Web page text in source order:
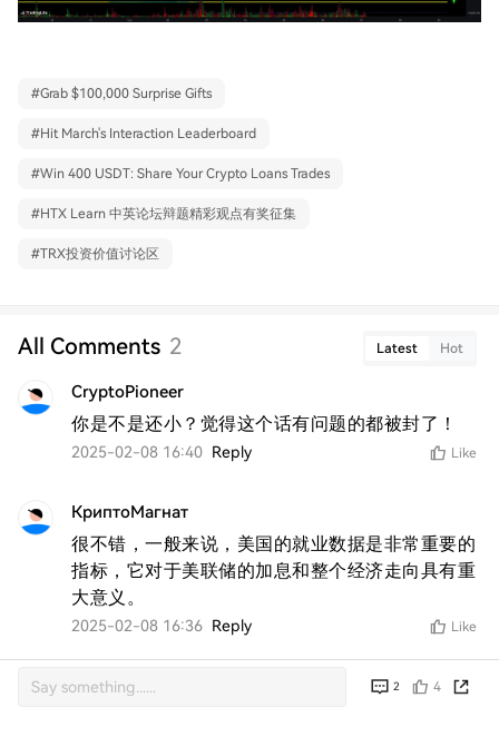
#Grab $100,000 Surprise Gifts
#Hit March's Interaction Leaderboard
#Win 400 USDT: Share Your Crypto Loans Trades
#HTX Learn 中英论坛辩题精彩观点有奖征集
#TRX投资价值讨论区
All Comments 2 Latest Hot
CryptoPioneer
你是不是还小？觉得这个话有问题的都被封了！
2025-02-08 16:40 Reply Like
КриптоМагнат
很不错，一般来说，美国的就业数据是非常重要的
指标，它对于美联储的加息和整个经济走向具有重
大意义。
2025-02-08 16:36 Reply Like
2 4